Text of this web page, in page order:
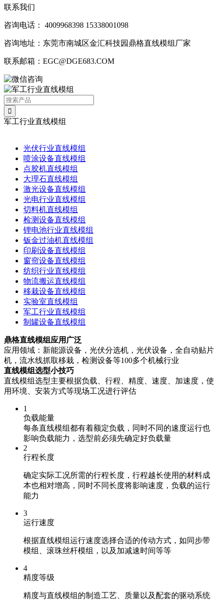
联系我们
咨询电话： 4009968398 15338001098
咨询地址：东莞市南城区金汇科技园鼎格直线模组厂家
联系邮箱：EGC@DGE683.COM
军工行业直线模组
光伏行业直线模组
喷涂设备直线模组
点胶机直线模组
大理石直线模组
激光设备直线模组
光电行业直线模组
切料机直线模组
检测设备直线模组
锂电池行业直线模组
钣金过油机直线模组
印刷设备直线模组
窗帘设备直线模组
纺织行业直线模组
物流搬运直线模组
移栽设备直线模组
实验室直线模组
军工行业直线模组
制罐设备直线模组
鼎格直线模组应用广泛
应用领域：新能源设备，光伏分选机，光伏设备，全自动贴片
机，流水线抓取移栽，检测设备等100多个机械行业
直线模组选型小技巧
直线模组选型主要根据负载、行程、精度、速度、加速度，使
用环境、安装方式等现场工况进行评估
1
负载能量
每条直线模组都有着额定负载，同时不同的速度运行也
影响负载能力，选型前必须先确定好负载量
2
行程长度
确定实际工况所需的行程长度，行程越长使用的材料成
本也相对增高，同时不同长度将影响速度，负载的运行
能力
3
运行速度
根据直线模组运行速度选择合适的传动方式，如同步带
模组、滚珠丝杆模组，以及加减速时间等等
4
精度等级
精度与直线模组的制造工艺、质量以及配套的驱动系统